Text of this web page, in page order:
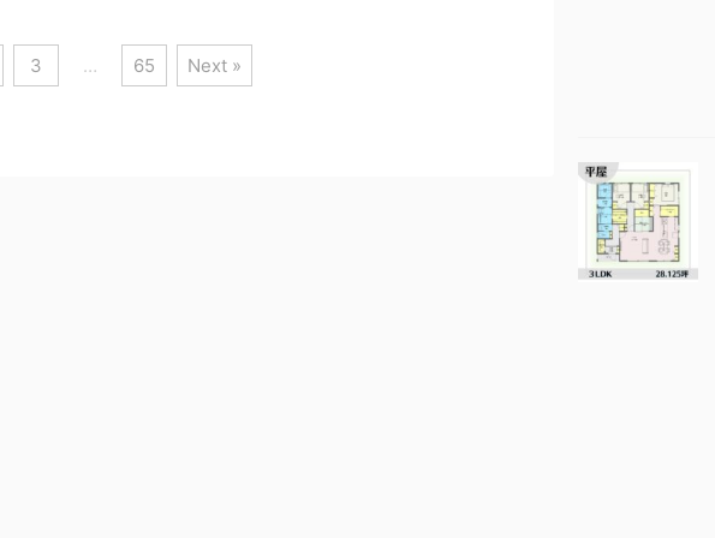
3 … 65 Next »